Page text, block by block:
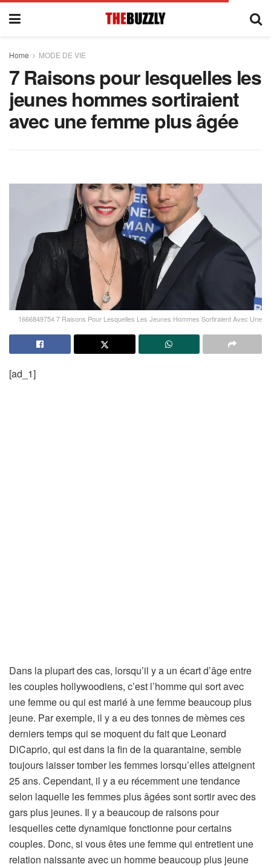
Home MODE DE VIE
7 Raisons pour lesquelles les
jeunes hommes sortiraient
avec une femme plus âgée
1666849754 7 Raisons Pour Lesquelles Les Jeunes Hommes Sortiraient Avec Une
[ad_1]
Dans la plupart des cas, lorsqu’il y a un écart d’âge entre
les couples hollywoodiens, c’est l’homme qui sort avec
une femme ou qui est marié à une femme beaucoup plus
jeune. Par exemple, il y a eu des tonnes de mèmes ces
derniers temps qui se moquent du fait que Leonard
DiCaprio, qui est dans la fin de la quarantaine, semble
toujours laisser tomber les femmes lorsqu’elles atteignent
25 ans. Cependant, il y a eu récemment une tendance
selon laquelle les femmes plus âgées sont sortir avec des
gars plus jeunes. Il y a beaucoup de raisons pour
lesquelles cette dynamique fonctionne pour certains
couples. Donc, si vous êtes une femme qui entretient une
relation naissante avec un homme beaucoup plus jeune